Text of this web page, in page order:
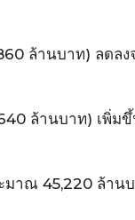
ล้านบาท) ลดลง
ล้านบาท) เพิ่มขึ้
มาณ 45,220 ล้าน